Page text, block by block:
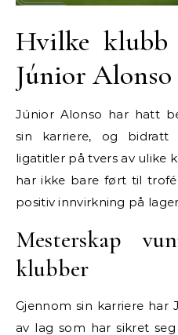
Hvilke klubb
Júnior Alonso
Júnior Alonso har hatt
sin karriere, og
ligatitler på tvers av ulike
har ikke bare ført til
positiv innvirkning på
Mesterskap
klubber
Gjennom sin karriere
av lag som har sikret